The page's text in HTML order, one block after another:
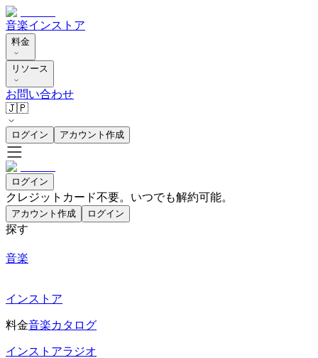
音楽インストア
料金
リソース
お問い合わせ
🇯🇵
ログイン アカウント作成
ログイン
クレジットカード不要。いつでも解約可能。
アカウント作成 ログイン
探す
音楽
インストア
料金音楽カタログ
インストアラジオ